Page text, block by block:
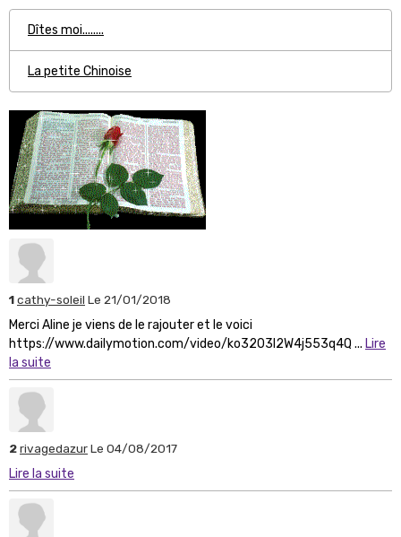
Dîtes moi........
La petite Chinoise
1cathy-soleil Le 21/01/2018
Merci Aline je viens de le rajouter et le voici
https://www.dailymotion.com/video/ko3203l2W4j553q4Q ... Lire
la suite
2rivagedazurLe 04/08/2017
Lire la suite